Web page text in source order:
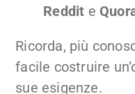
Reddit e
Ricorda, più
facile costruire
sue esigenze.